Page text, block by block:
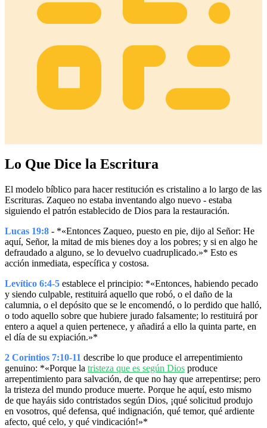
Lo Que Dice la Escritura
El modelo bíblico para hacer restitución es cristalino a lo largo de las
Escrituras. Zaqueo no estaba inventando algo nuevo - estaba
siguiendo el patrón establecido de Dios para la restauración.
Lucas 19:8 - *«Entonces Zaqueo, puesto en pie, dijo al Señor: He
aquí, Señor, la mitad de mis bienes doy a los pobres; y si en algo he
defraudado a alguno, se lo devuelvo cuadruplicado.»* Esto es
acción inmediata, específica y costosa.
Levítico 6:4-5 establece el principio: *«Entonces, habiendo pecado
y siendo culpable, restituirá aquello que robó, o el daño de la
calumnia, o el depósito que se le encomendó, o lo perdido que halló,
o todo aquello sobre que hubiere jurado falsamente; lo restituirá por
entero a aquel a quien pertenece, y añadirá a ello la quinta parte, en
el día de su expiación.»*
2 Corintios 7:10-11 describe lo que produce el arrepentimiento
genuino: *«Porque la tristeza que es según Dios produce
arrepentimiento para salvación, de que no hay que arrepentirse; pero
la tristeza del mundo produce muerte. Porque he aquí, esto mismo
de que hayáis sido contristados según Dios, ¡qué solicitud produjo
en vosotros, qué defensa, qué indignación, qué temor, qué ardiente
afecto, qué celo, y qué vindicación!»*